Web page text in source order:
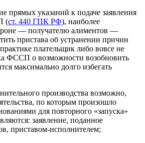
прямых указаний к подаче заявления
(ст. 440 ГПК РФ), наиболее
— получателю алиментов —
пристава об устранении причин
плательщик либо вовсе не
ФССП о возможности возобновить
максимально долго избегать
производства возможно,
по которым произошло
для повторного «запуска»
заявление, поданное
приставом-исполнителем;